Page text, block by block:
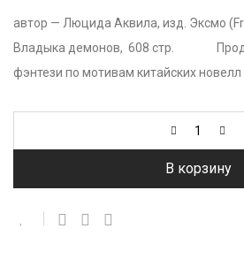
автор — Люцида Аквила, изд. Эксмо
Владыка демонов, 608 стр.
фэнтези по мотивам китайских
В корзину